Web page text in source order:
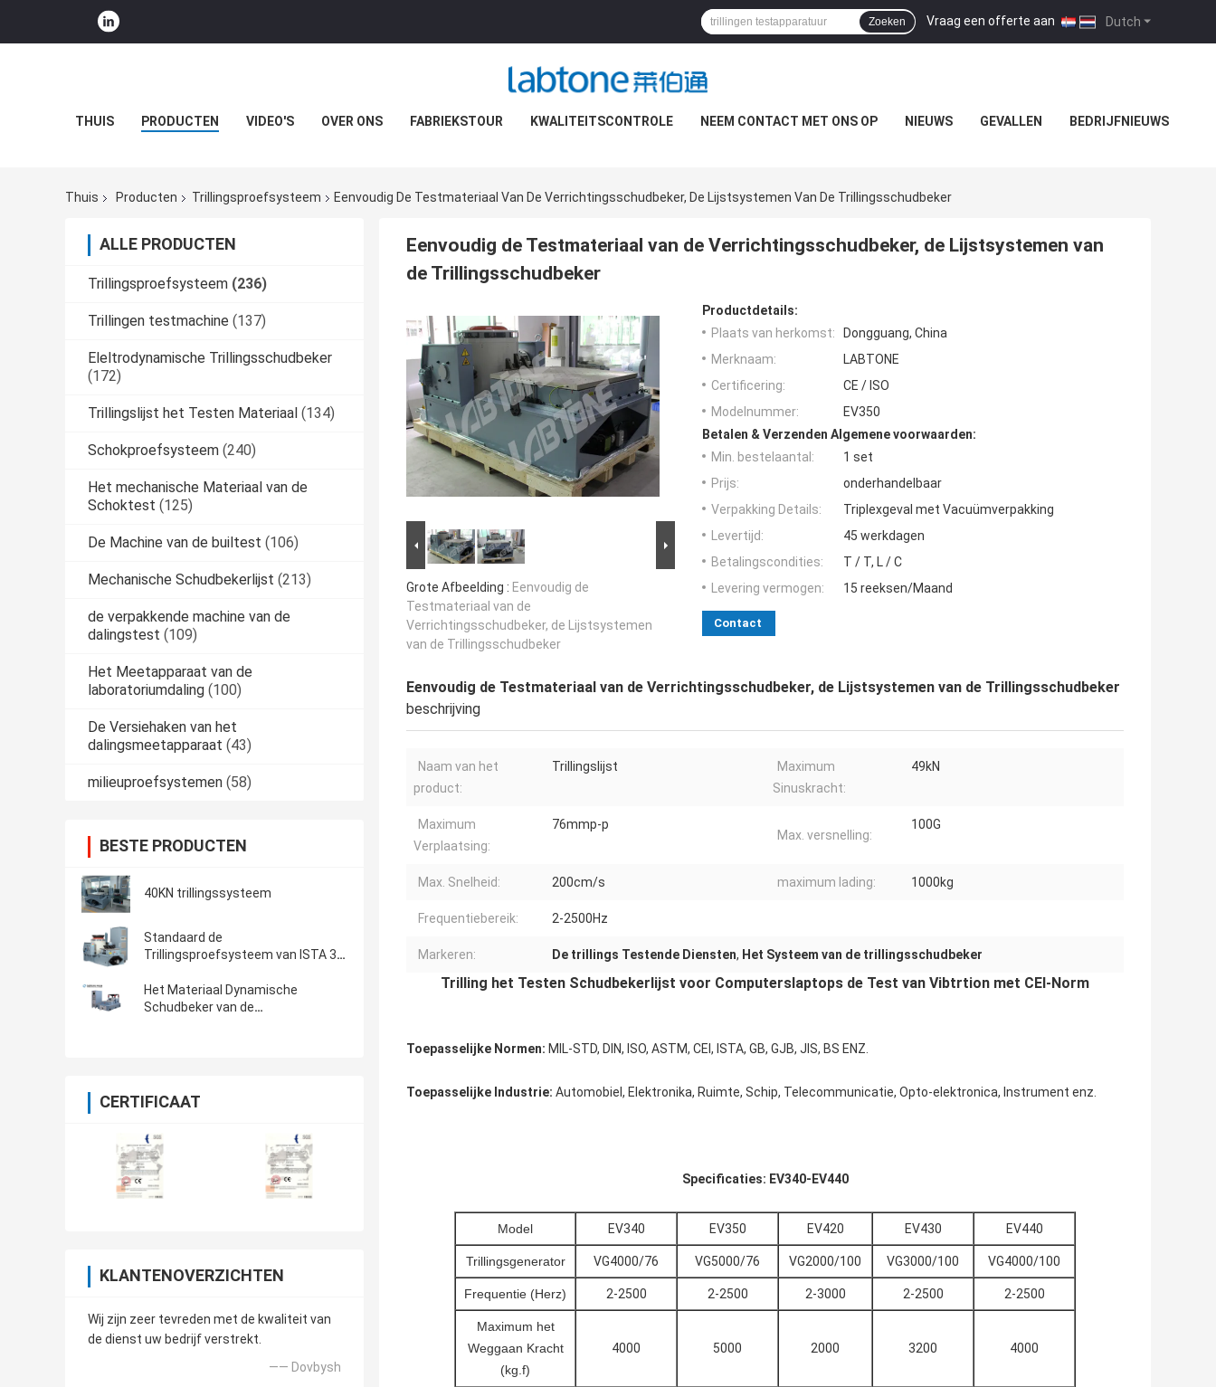
Dutch
Vraag een offerte aan |
Zoeken
THUIS PRODUCTEN VIDEO'S OVER ONS FABRIEKSTOUR KWALITEITSCONTROLE NEEM CONTACT MET ONS OP NIEUWS GEVALLEN BEDRIJFNIEUWS
Thuis Producten Trillingsproefsysteem Eenvoudig De Testmateriaal Van De Verrichtingsschudbeker, De Lijstsystemen Van De Trillingsschudbeker
ALLE PRODUCTEN
Trillingsproefsysteem (236)
Trillingen testmachine (137)
Eleltrodynamische Trillingsschudbeker
(172)
Trillingslijst het Testen Materiaal (134)
Schokproefsysteem (240)
Het mechanische Materiaal van de
Schoktest (125)
De Machine van de builtest (106)
Mechanische Schudbekerlijst (213)
de verpakkende machine van de
dalingstest (109)
Het Meetapparaat van de
laboratoriumdaling (100)
De Versiehaken van het
dalingsmeetapparaat (43)
milieuproefsystemen (58)
BESTE PRODUCTEN
40KN trillingssysteem
Standaard de
Trillingsproefsysteem van ISTA 3A
Controlemechanisme 8-CH
Het Materiaal Dynamische
Schudbeker van de
CERTIFICAAT
KLANTENOVERZICHTEN
Wij zijn zeer tevreden met de kwaliteit van
de dienst uw bedrijf verstrekt.
—— Dovbysh
Eenvoudig de Testmateriaal van de Verrichtingsschudbeker, de Lijstsystemen van
de Trillingsschudbeker
Grote Afbeelding : Eenvoudig de
Testmateriaal van de
Verrichtingsschudbeker, de Lijstsystemen
van de Trillingsschudbeker
Productdetails:
Plaats van herkomst:
Dongguang, China
Merknaam:
LABTONE
Certificering:
CE / ISO
Modelnummer:
EV350
Betalen & Verzenden Algemene voorwaarden:
Min. bestelaantal:
1 set
Prijs:
onderhandelbaar
Verpakking Details:
Triplexgeval met Vacuümverpakking
Levertijd:
45 werkdagen
Betalingscondities:
T / T, L / C
Levering vermogen:
15 reeksen/Maand
Contact
Eenvoudig de Testmateriaal van de Verrichtingsschudbeker, de Lijstsystemen van de Trillingsschudbeker
beschrijving
Naam van het
product:
Trillingslijst
Maximum
Sinuskracht:
49kN
Maximum
Verplaatsing:
76mmp-p
Max. versnelling:
100G
Max. Snelheid: 200cm/s maximum lading: 1000kg
Frequentiebereik: 2-2500Hz
Markeren: De trillings Testende Diensten, Het Systeem van de trillingsschudbeker
Trilling het Testen Schudbekerlijst voor Computerslaptops de Test van Vibtrtion met CEI-Norm
Toepasselijke Normen: MIL-STD, DIN, ISO, ASTM, CEI, ISTA, GB, GJB, JIS, BS ENZ.
Toepasselijke Industrie: Automobiel, Elektronika, Ruimte, Schip, Telecommunicatie, Opto-elektronica, Instrument enz.
Specificaties: EV340-EV440
Model EV340 EV350 EV420 EV430 EV440
Trillingsgenerator VG4000/76 VG5000/76 VG2000/100 VG3000/100 VG4000/100
Frequentie (Herz) 2-2500 2-2500 2-3000 2-2500 2-2500
Maximum het
Weggaan Kracht
(kg.f)
4000 5000 2000 3200 4000